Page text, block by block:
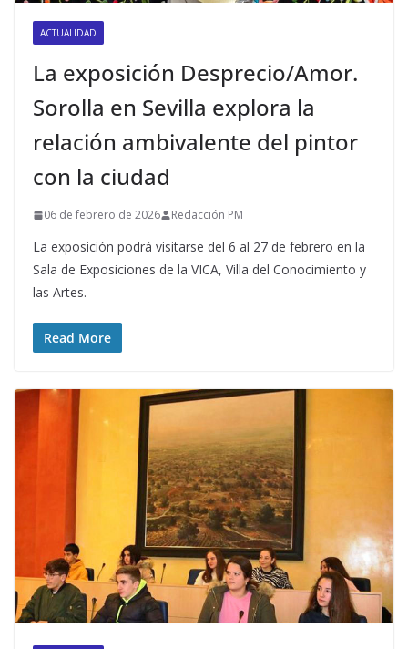
ACTUALIDAD
La exposición Desprecio/Amor.
Sorolla en Sevilla explora la
relación ambivalente del pintor
con la ciudad
06 de febrero de 2026 Redacción PM
La exposición podrá visitarse del 6 al 27 de febrero en la
Sala de Exposiciones de la VICA, Villa del Conocimiento y
las Artes.
Read More